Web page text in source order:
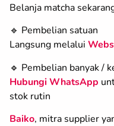
Belanja matcha
🔹 Pembelian satuan
Langsung melalui
🔹 Pembelian banyak /
Hubungi WhatsApp
stok rutin
Baiko, mitra supplier